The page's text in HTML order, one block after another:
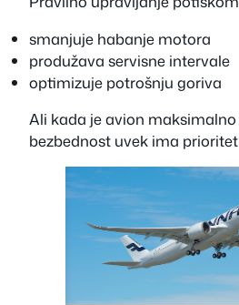
smanjuje habanje motora
produžava servisne intervale
optimizuje potrošnju goriva
Ali kada je avion
bezbednost uvek ima